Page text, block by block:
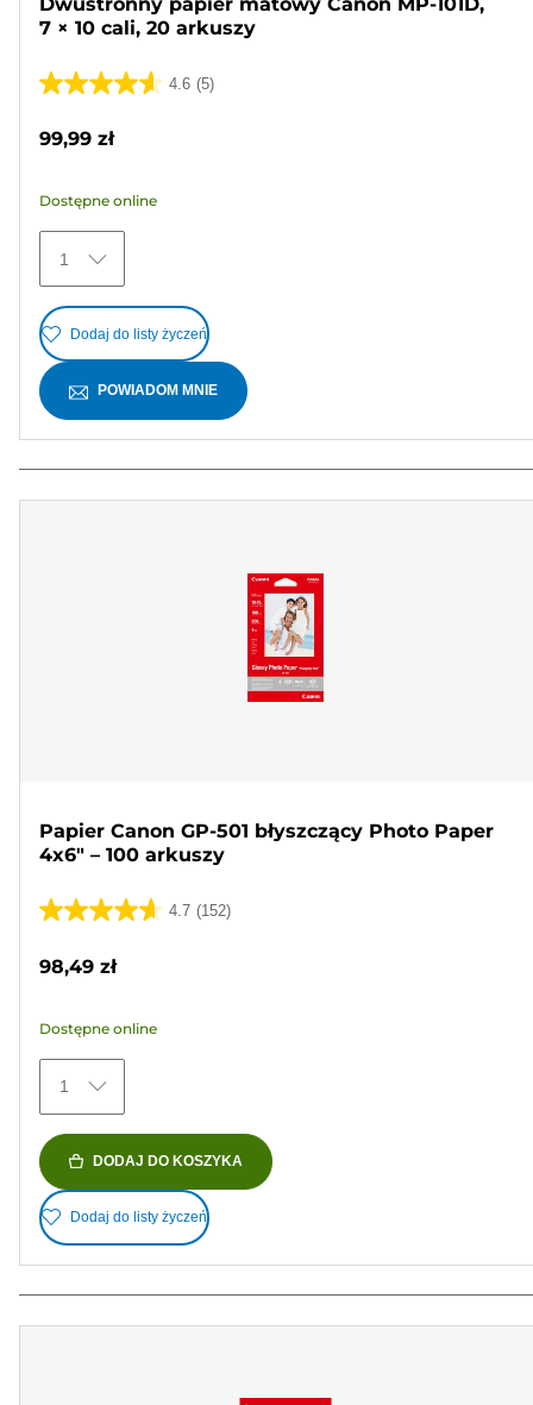
7 × 10 cali, 20 arkuszy
4.6 (5)
4.6
5
5
Recenzji
99,99 zł
Dostępne online
1
Dodaj do listy życzeń
POWIADOM MNIE
Papier Canon GP-501 błyszczący Photo Paper
4x6" – 100 arkuszy
4.7 (152)
4.7
5
152
Recenzji
98,49 zł
Dostępne online
1
DODAJ DO KOSZYKA
Dodaj do listy życzeń